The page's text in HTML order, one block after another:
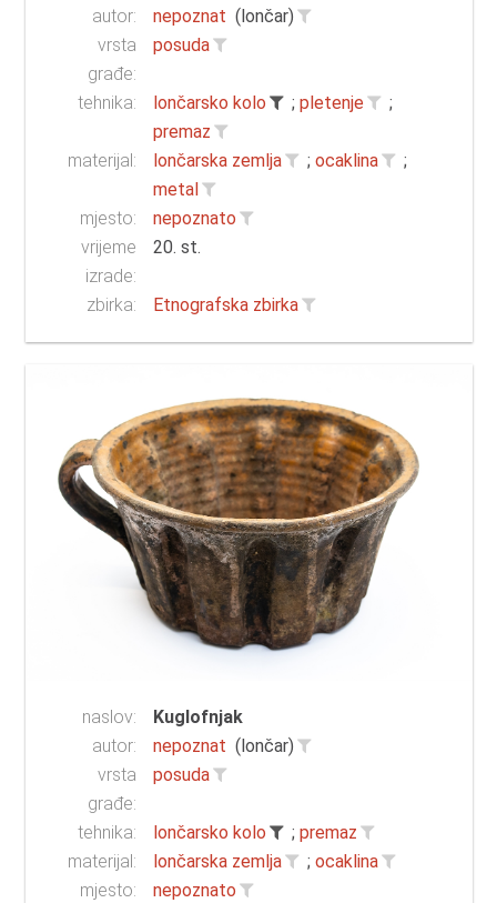
autor: nepoznat (lončar)
vrsta
građe:
posuda
tehnika: lončarsko kolo ; pletenje
;
premaz
materijal:
lončarska zemlja ; ocaklina
;
metal
mjesto:
nepoznato
vrijeme
izrade:
20. st.
zbirka: Etnografska zbirka
naslov:
Kuglofnjak
autor:
nepoznat (lončar)
vrsta
građe:
posuda
tehnika: lončarsko kolo ; premaz
materijal:
lončarska zemlja ; ocaklina
mjesto:
nepoznato